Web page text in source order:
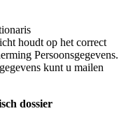
houdt op het correct
Persoonsgegevens.
kunt u mailen
dossier